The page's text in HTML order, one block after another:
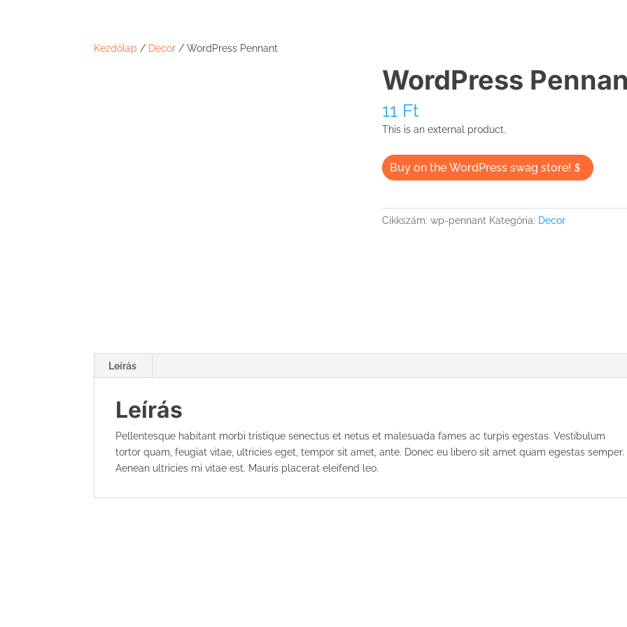
Kezdőlap / Decor / WordPress Pennant
WordPress
11 Ft
This is an external product.
Buy on the WordPress swag store!
Cikkszám:wp-pennant Kategória: Decor
Leírás
Leírás
Pellentesque habitant morbi tristique senectus et netus et malesuada fames ac turpis egestas. Vestibulum
tortor quam, feugiat vitae, ultricies eget, tempor sit amet, ante. Donec eu libero sit amet quam egestas semper.
Aenean ultricies mi vitae est. Mauris placerat eleifend leo.